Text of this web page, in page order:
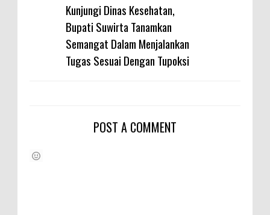
Kunjungi Dinas Kesehatan,
Bupati Suwirta Tanamkan
Semangat Dalam Menjalankan
Tugas Sesuai Dengan Tupoksi
POST A COMMENT